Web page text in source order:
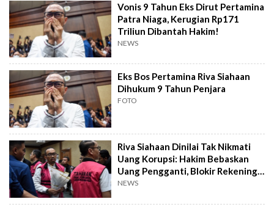
Vonis 9 Tahun Eks Dirut Pertamina
Patra Niaga, Kerugian Rp171
Triliun Dibantah Hakim!
NEWS
Eks Bos Pertamina Riva Siahaan
Dihukum 9 Tahun Penjara
FOTO
Riva Siahaan Dinilai Tak Nikmati
Uang Korupsi: Hakim Bebaskan
Uang Pengganti, Blokir Rekening
Dibuka
NEWS